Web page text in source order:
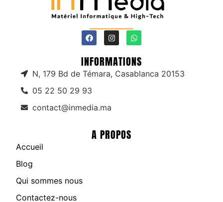
INFORMATIONS
N, 179 Bd de Témara, Casablanca 20153
05 22 50 29 93
contact@inmedia.ma
A PROPOS
Accueil
Blog
Qui sommes nous
Contactez-nous